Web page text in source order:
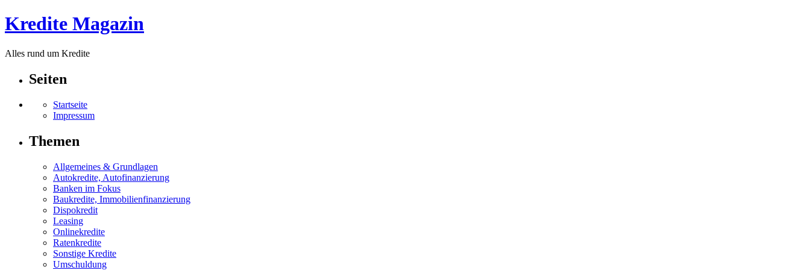
Kredite Magazin
Alles rund um Kredite
Seiten
Startseite
Impressum
Themen
Allgemeines & Grundlagen
Autokredite, Autofinanzierung
Banken im Fokus
Baukredite, Immobilienfinanzierung
Dispokredit
Leasing
Onlinekredite
Ratenkredite
Sonstige Kredite
Umschuldung